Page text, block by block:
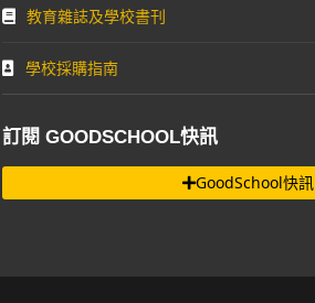
教育雜誌及學校書刊
學校採購指南
訂閱 GOODSCHOOL快訊
GoodSchool快訊